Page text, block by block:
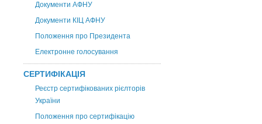
Документи АФНУ
Документи КІЦ АФНУ
Положення про Президента
Електронне голосування
СЕРТИФІКАЦІЯ
Реєстр сертифікованих рієлторів
України
Положення про сертифікацію